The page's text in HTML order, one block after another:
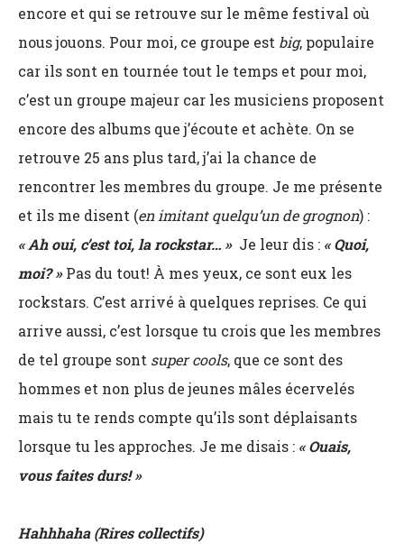
encore et qui se retrouve sur le même festival où
nous jouons. Pour moi, ce groupe est big, populaire
car ils sont en tournée tout le temps et pour moi,
c’est un groupe majeur car les musiciens proposent
encore des albums que j’écoute et achète. On se
retrouve 25 ans plus tard, j’ai la chance de
rencontrer les membres du groupe. Je me présente
et ils me disent (en imitant quelqu’un de grognon) :
« Ah oui, c’est toi, la rockstar… » Je leur dis : « Quoi,
moi? »Pas du tout! À mes yeux, ce sont eux les
rockstars. C’est arrivé à quelques reprises. Ce qui
arrive aussi, c’est lorsque tu crois que les membres
de tel groupe sont super cools, que ce sont des
hommes et non plus de jeunes mâles écervelés
mais tu te rends compte qu’ils sont déplaisants
lorsque tu les approches. Je me disais : « Ouais,
vous faites durs! »
Hahhhaha (Rires collectifs)